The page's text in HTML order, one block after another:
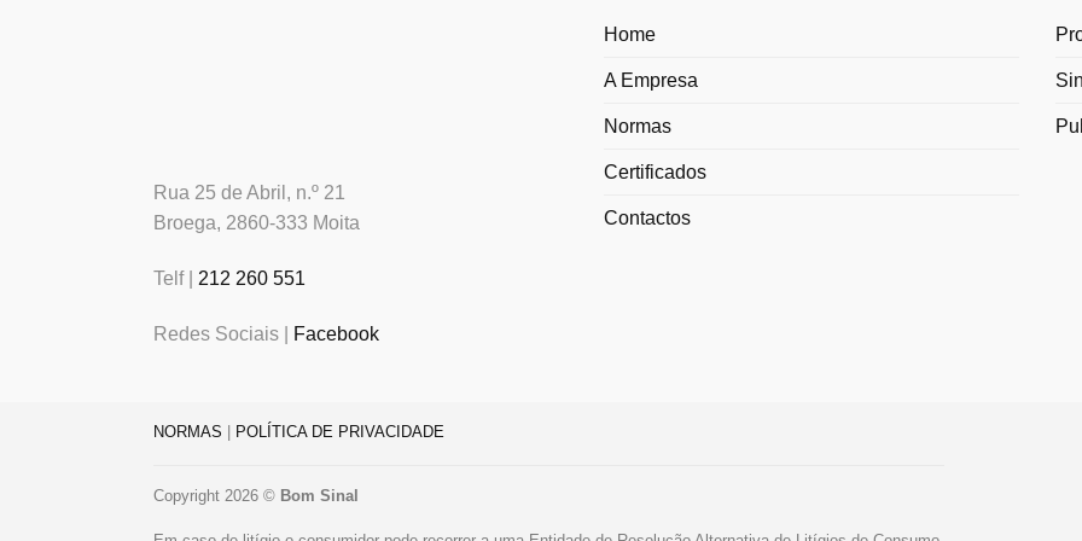
Rua 25 de Abril, n.º 21
Broega, 2860-333 Moita
Telf | 212 260 551
Redes Sociais | Facebook
Home
A Empresa
Normas
Certificados
Contactos
NORMAS POLÍTICA DE PRIVACIDADE
Copyright 2026 © Bom Sinal